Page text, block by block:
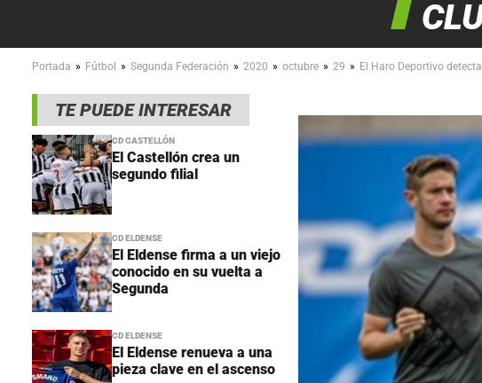
Portada » Fútbol » Segunda Federación » 2020 » octubre » 29 » El Haro Deportivo
TE PUEDE INTERESAR
CD CASTELLÓN
El Castellón crea un
segundo filial
CD ELDENSE
El Eldense firma a un viejo
conocido en su vuelta a
Segunda
CD ELDENSE
El Eldense renueva a una
pieza clave en el ascenso